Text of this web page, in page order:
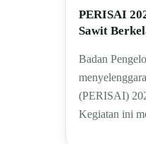
PERISAI
Sawit
Badan
(PERISAI)
Kegiatan ini